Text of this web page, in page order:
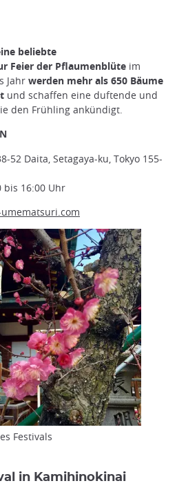
beliebte
Feier der Pflaumenblüte im
Jahr werden mehr als 650 Bäume
und schaffen eine duftende und
den Frühling ankündigt.
52 Daita, Setagaya-ku, Tokyo 155-
bis 16:00 Uhr
Festivals
in Kamihinokinai